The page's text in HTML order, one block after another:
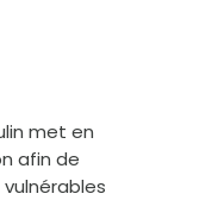
met en
afin de